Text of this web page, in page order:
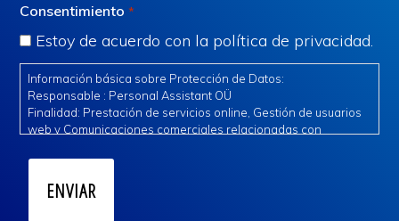
Consentimiento *
Estoy de acuerdo con la política de privacidad.
Información básica sobre Protección de Datos:
Responsable : Personal Assistant OÜ
Finalidad: Prestación de servicios online, Gestión de usuarios
web y Comunicaciones comerciales relacionadas con
Legitimación: Consentimiento expreso e interés legítimo.
gestión del servicio.